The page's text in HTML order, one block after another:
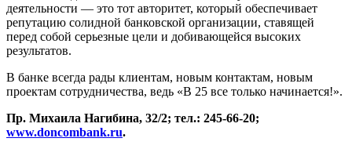
деятельности — это тот авторитет, который обеспечивает
репутацию солидной банковской организации, ставящей
перед собой серьезные цели и добивающейся высоких
результатов.
В банке всегда рады клиентам, новым контактам, новым
проектам сотрудничества, ведь «В 25 все только начинается!».
Пр. Михаила Нагибина, 32/2; тел.: 245-66-20;
www.doncombank.ru.